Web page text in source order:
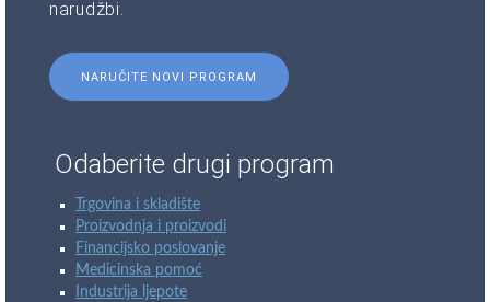
narudžbi.
NARUČITE NOVI PROGRAM
Odaberite drugi program
Trgovina i skladište
Proizvodnja i proizvodi
Financijsko poslovanje
Medicinska pomoć
Industrija ljepote